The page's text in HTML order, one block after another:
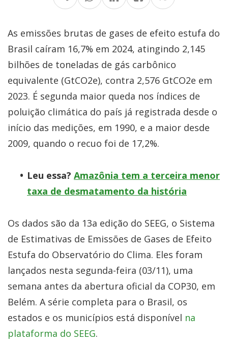
As emissões brutas de gases de efeito estufa do
Brasil caíram 16,7% em 2024, atingindo 2,145
bilhões de toneladas de gás carbônico
equivalente (GtCO2e), contra 2,576 GtCO2e em
2023. É segunda maior queda nos índices de
poluição climática do país já registrada desde o
início das medições, em 1990, e a maior desde
2009, quando o recuo foi de 17,2%.
Leu essa? Amazônia tem a terceira menor
taxa de desmatamento da história
Os dados são da 13a edição do SEEG, o Sistema
de Estimativas de Emissões de Gases de Efeito
Estufa do Observatório do Clima. Eles foram
lançados nesta segunda-feira (03/11), uma
semana antes da abertura oficial da COP30, em
Belém. A série completa para o Brasil, os
estados e os municípios está disponível na
plataforma do SEEG.